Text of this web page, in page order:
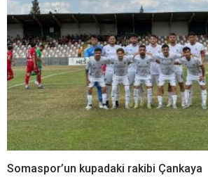
Somaspor’un kupadaki rakibi Çankaya